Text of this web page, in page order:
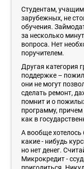
Студентам,
зарубежных, не
обучения.
за несколько
вопроса. Нет
поручителем.
Другая категория
поддержке –
они не могут
сделать ремонт,
помнит и о
программу, причем
как в
А вообще
какие - нибудь
но нет денег.
Микрокредит -
пригодиться.